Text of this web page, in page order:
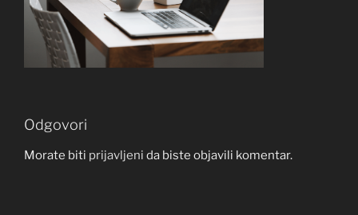
Odgovori
Morate biti prijavljeni da biste objavili komentar.